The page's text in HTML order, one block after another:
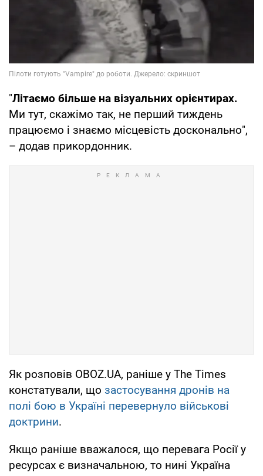
"Літаємо більше на візуальних орієнтирах.
Ми тут, скажімо так, не перший тиждень
працюємо і знаємо місцевість досконально",
– додав прикордонник.
Як розповів OBOZ.UA, раніше у The Times
констатували, що застосування дронів на
полі бою в Україні перевернуло військові
доктрини.
Якщо раніше вважалося, що перевага Росії у
ресурсах є визначальною, то нині Україна